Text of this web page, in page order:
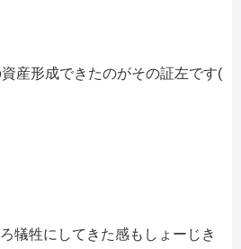
産形成できたのがその証左です(
犠牲にしてきた感もしょーじき